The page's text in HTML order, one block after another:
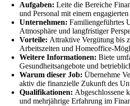
Aufgaben: Leite die Bereiche
und Personal mit einem engagierten
Unternehmen: Familiengeführtes
Atmosphäre und langfristiger
Vorteile: Attraktive Vergütung bis
Arbeitszeiten und Homeoffice-
Weitere Informationen: Biete
Gesundheitsangebote und
Warum dieser Job: Übernehme
aktiv die finanzielle Zukunft des
Qualifikationen: Abgeschlossene
und mehrjährige Erfahrung im